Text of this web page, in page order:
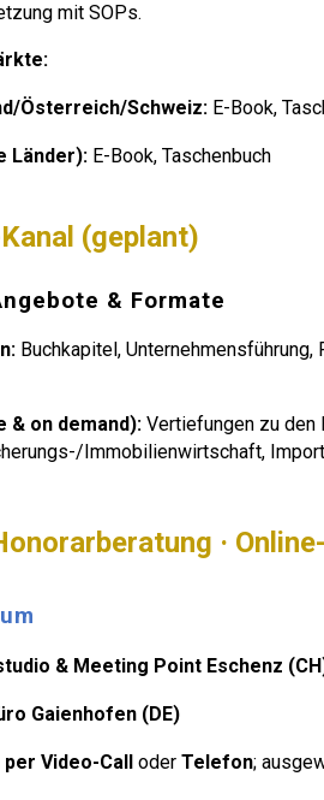
mit SOPs.
Österreich/Schweiz: E-Book,
Länder): E-Book, Taschenbuch
(geplant)
& Formate
Buchkapitel,
& on demand): Vertiefungen zu den
Immobilienwirtschaft,
·
& Meeting Point Eschenz
Gaienhofen (DE)
per Video-Call oderTelefon;